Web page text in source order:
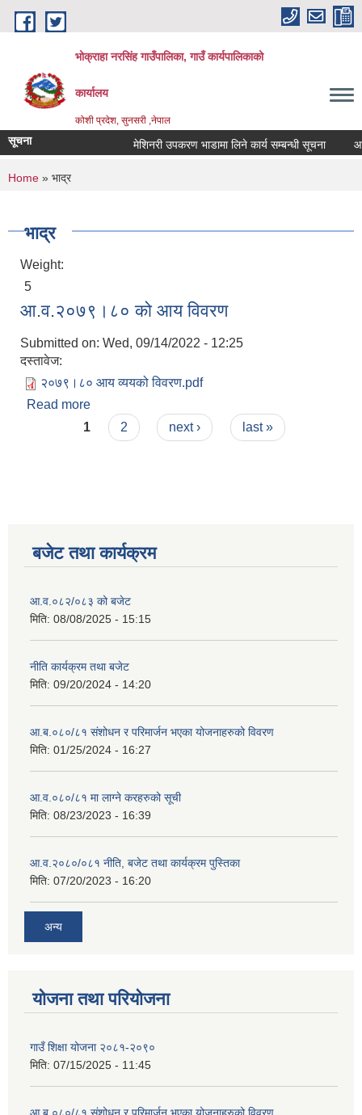
Skip to main content
भोक्राहा नरसिंह गाउँपालिका, गाउँ कार्यपालिकाको
कार्यालय
कोशी प्रदेश, सुनसरी ,नेपाल
सूचना मेशिनरी उपकरण भाडामा लिने कार्य सम्बन्धी सूचना
You are here
Home » भाद्र
भाद्र
Weight:
5
आ.व.२०७९।८० को आय विवरण
Submitted on: Wed, 09/14/2022 - 12:25
दस्तावेज:
२०७९।८० आय व्ययको विवरण.pdf
Read more
Pages
1 2 next › last »
बजेट तथा कार्यक्रम
आ.व.०८२/०८३ को बजेट
मिति: 08/08/2025 - 15:15
नीति कार्यक्रम तथा बजेट
मिति: 09/20/2024 - 14:20
आ.ब.०८०/८१ संशोधन र परिमार्जन भएका योजनाहरुको विवरण
मिति: 01/25/2024 - 16:27
आ.व.०८०/८१ मा लाग्ने करहरुको सूची
मिति: 08/23/2023 - 16:39
आ.व.२०८०/०८१ नीति, बजेट तथा कार्यक्रम पुस्तिका
मिति: 07/20/2023 - 16:20
अन्य
योजना तथा परियोजना
गाउँ शिक्षा योजना २०८१-२०९०
मिति: 07/15/2025 - 11:45
आ.ब.०८०/८१ संशोधन र परिमार्जन भएका योजनाहरुको विवरण